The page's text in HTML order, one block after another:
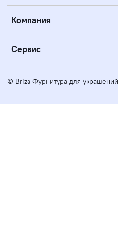
Компания
Сервис
© Briza Фурнитура для украшений